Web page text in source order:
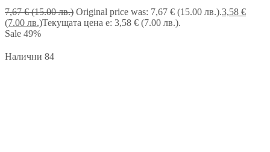
7,67€ (15.00 лв.) Original price was: 7,67 € (15.00 лв.).3,58 €
(7.00 лв.)Текущата цена е: 3,58 € (7.00 лв.).
Sale 49%
Налични 84